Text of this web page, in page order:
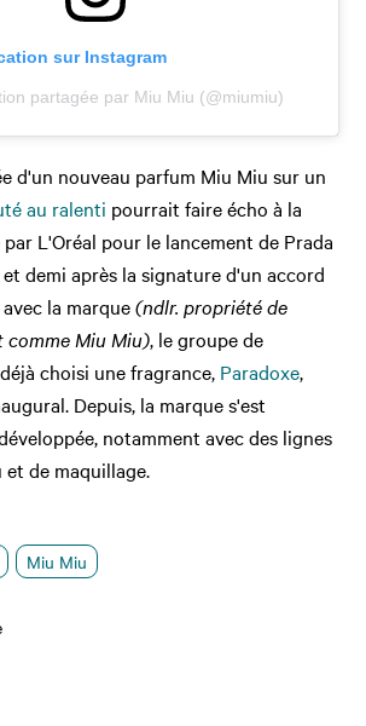
sur Instagram
partagée par Miu Miu (@miumiu)
d'un nouveau parfum Miu Miu sur un
au ralenti pourrait faire écho à la
L'Oréal pour le lancement de Prada
demi après la signature d'un accord
la marque(ndlr. propriété de
comme Miu Miu), le groupe de
choisi une fragrance, Paradoxe,
Depuis, la marque s'est
notamment avec des lignes
et de maquillage.
Miu Miu